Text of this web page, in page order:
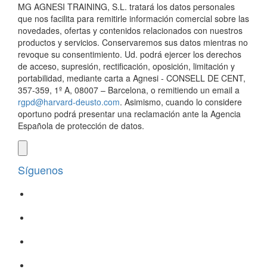
MG AGNESI TRAINING, S.L. tratará los datos personales
que nos facilita para remitirle información comercial sobre las
novedades, ofertas y contenidos relacionados con nuestros
productos y servicios. Conservaremos sus datos mientras no
revoque su consentimiento. Ud. podrá ejercer los derechos
de acceso, supresión, rectificación, oposición, limitación y
portabilidad, mediante carta a Agnesi - CONSELL DE CENT,
357-359, 1º A, 08007 – Barcelona, o remitiendo un email a
rgpd@harvard-deusto.com. Asimismo, cuando lo considere
oportuno podrá presentar una reclamación ante la Agencia
Española de protección de datos.
Síguenos